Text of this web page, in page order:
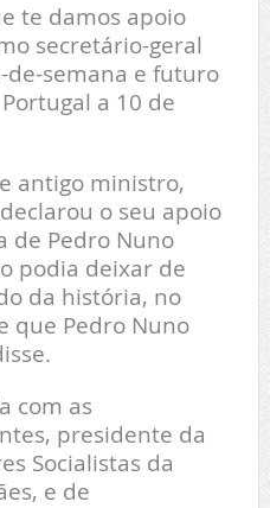
te damos apoio
secretário-geral
de-semana e futuro
a 10 de
antigo ministro,
o seu apoio
de Pedro Nuno
podia deixar de
da história, no
que Pedro Nuno
com as
presidente da
Socialistas da
e de